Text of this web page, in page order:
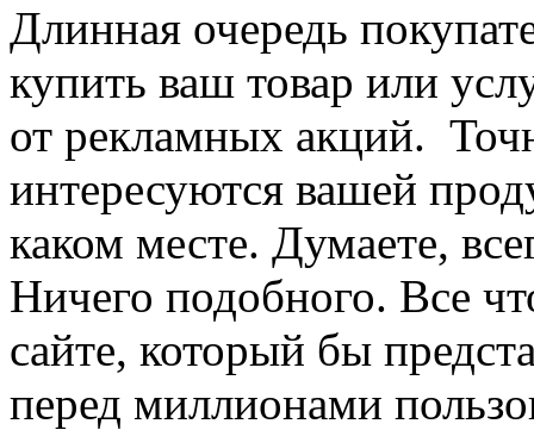
Длинная очередь
купить ваш товар или
от рекламных акций.
интересуются вашей
каком месте. Думаете,
Ничего подобного. Все
сайте, который бы
перед миллионами